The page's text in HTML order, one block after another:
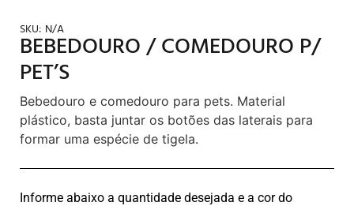
SKU: N/A
BEBEDOURO / COMEDOURO P/
PET’S
Bebedouro e comedouro para pets. Material
plástico, basta juntar os botões das laterais para
formar uma espécie de tigela.
Informe abaixo a quantidade desejada e a cor do